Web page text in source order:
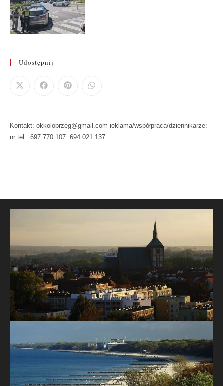
Udostępnij
Kontakt: okkolobrzeg@gmail.com reklama/współpraca/dziennikarze:
nr tel.: 697 770 107: 694 021 137